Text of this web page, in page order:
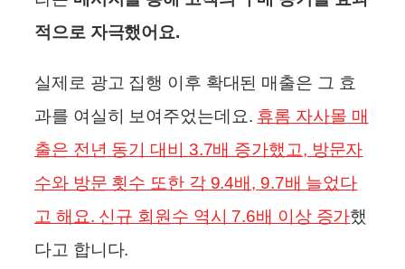
적으로 자극했어요.
실제로 광고 집행 이후 확대된 매출은 그 효
과를 여실히 보여주었는데요. 휴롬 자사몰 매
출은 전년 동기 대비 3.7배 증가했고, 방문자
수와 방문 횟수 또한 각 9.4배, 9.7배 늘었다
고 해요. 신규 회원수 역시 7.6배 이상 증가했
다고 합니다.